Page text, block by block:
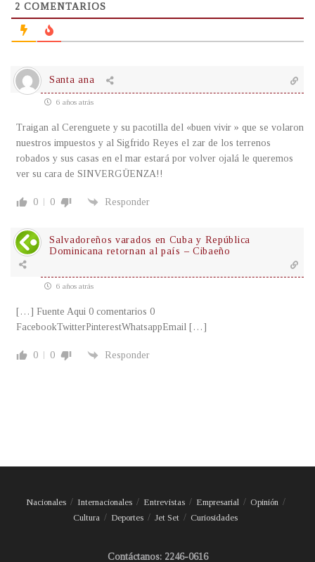
2 COMENTARIOS
Santa ana
6 años atrás
Traigan al Cerenguete y su pacotilla del «buen vivir » que se volaron
nuestros impuestos y al Sigfrido Reyes el zar de los terrenos
robados y sus casas en el mar estará por volver ojalá le queremos
ver su cara de SINVERGÜENZA!!
0 0 Responder
Salvadoreños varados en Cuba y República
Dominicana retornan al país – Cibaeño
6 años atrás
[…] Fuente Aqui 0 comentarios 0
FacebookTwitterPinterestWhatsappEmail […]
0 0 Responder
Nacionales Internacionales Entrevistas Empresarial
Opinión
Cultura
Deportes Jet Set Curiosidades
Contáctanos: 2246-0616